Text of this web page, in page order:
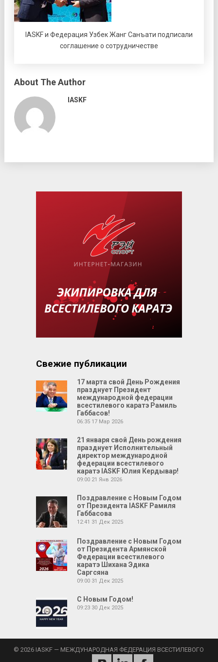
IASKF и Федерация Узбек Жанг Санъати подписали
соглашение о сотрудничестве
About The Author
IASKF
Свежие публикации
17 марта свой День Рождения
празднует Президент
международной федерации
всестилевого каратэ Рамиль
Габбасов!
06:35 17 Мар 2026
21 января свой День рождения
празднует Исполнительный
директор международной
федерации всестилевого
каратэ IASKF Юлия Кердывар!
09:00 21 Янв 2026
Поздравление с Новым Годом
от Президента IASKF Рамиля
Габбасова
12:41 31 Дек 2025
Поздравление с Новым Годом
от Президента Армянской
Федерации всестилевого
каратэ Шихана Эдика
Саргсяна
09:00 31 Дек 2025
С Новым Годом!
09:23 30 Дек 2025
© 2026 IASKF — МЕЖДУНАРОДНАЯ ФЕДЕРАЦИЯ ВСЕСТИЛЕВОГО